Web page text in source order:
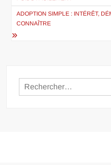
l’article
ADOPTION SIMPLE : INTÉRÊT,
CONNAÎTRE